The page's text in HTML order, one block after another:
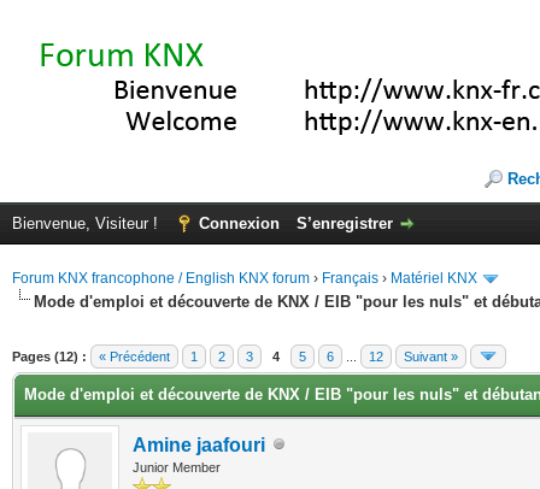
Bienvenue, Visiteur ! Connexion S’enregistrer
Forum KNX francophone / English KNX forum › Français › Matériel KNX
Mode d'emploi et découverte de KNX / EIB "pour les nuls" et
Pages (12) : « Précédent 1 2 3 4 5 6 12 Suivant »
Mode d'emploi et découverte de KNX / EIB "pour les nuls" et
Amine jaafouri
Junior Member